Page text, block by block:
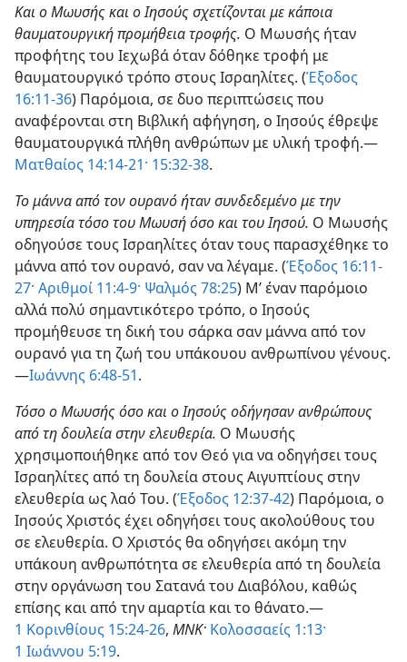
Και ο Μωυσής και ο Ιησούς σχετίζονται με κάποια
θαυματουργική προμήθεια τροφής. Ο Μωυσής ήταν
προφήτης του Ιεχωβά όταν δόθηκε τροφή με
θαυματουργικό τρόπο στους Ισραηλίτες. (Έξοδος
16:11-36) Παρόμοια, σε δυο περιπτώσεις που
αναφέρονται στη Βιβλική αφήγηση, ο Ιησούς έθρεψε
θαυματουργικά πλήθη ανθρώπων με υλική τροφή.—
Ματθαίος 14:14-21· 15:32-38.
Το μάννα από τον ουρανό ήταν συνδεδεμένο με την
υπηρεσία τόσο του Μωυσή όσο και του Ιησού. Ο Μωυσής
οδηγούσε τους Ισραηλίτες όταν τους παρασχέθηκε το
μάννα από τον ουρανό, σαν να λέγαμε. (Έξοδος 16:11-
27· Αριθμοί 11:4-9· Ψαλμός 78:25) Μ’ έναν παρόμοιο
αλλά πολύ σημαντικότερο τρόπο, ο Ιησούς
προμήθευσε τη δική του σάρκα σαν μάννα από τον
ουρανό για τη ζωή του υπάκουου ανθρωπίνου γένους.
—Ιωάννης 6:48-51.
Τόσο ο Μωυσής όσο και ο Ιησούς οδήγησαν ανθρώπους
από τη δουλεία στην ελευθερία. Ο Μωυσής
χρησιμοποιήθηκε από τον Θεό για να οδηγήσει τους
Ισραηλίτες από τη δουλεία στους Αιγυπτίους στην
ελευθερία ως λαό Του. (Έξοδος 12:37-42) Παρόμοια, ο
Ιησούς Χριστός έχει οδηγήσει τους ακολούθους του
σε ελευθερία. Ο Χριστός θα οδηγήσει ακόμη την
υπάκουη ανθρωπότητα σε ελευθερία από τη δουλεία
στην οργάνωση του Σατανά του Διαβόλου, καθώς
επίσης και από την αμαρτία και το θάνατο.—
1 Κορινθίους 15:24-26, ΜΝΚ· Κολοσσαείς 1:13·
1 Ιωάννου 5:19.